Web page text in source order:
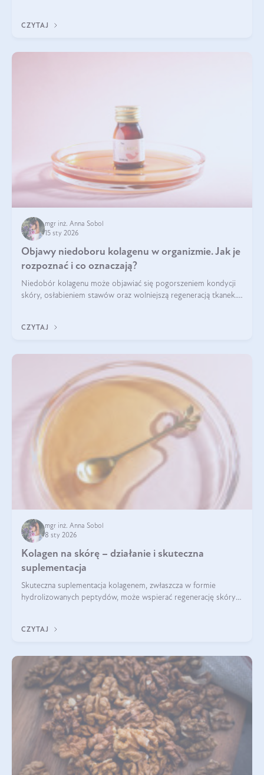
kryteria wyboru!
CZYTAJ
mgr inż. Anna Sobol
15 sty 2026
Objawy niedoboru kolagenu w organizmie. Jak je
rozpoznać i co oznaczają?
Niedobór kolagenu może objawiać się pogorszeniem kondycji
skóry, osłabieniem stawów oraz wolniejszą regeneracją tkanek.
osłabienie włosów.
CZYTAJ
mgr inż. Anna Sobol
8 sty 2026
Kolagen na skórę – działanie i skuteczna
suplementacja
Skuteczna suplementacja kolagenem, zwłaszcza w formie
hydrolizowanych peptydów, może wspierać regenerację skóry i
CZYTAJ